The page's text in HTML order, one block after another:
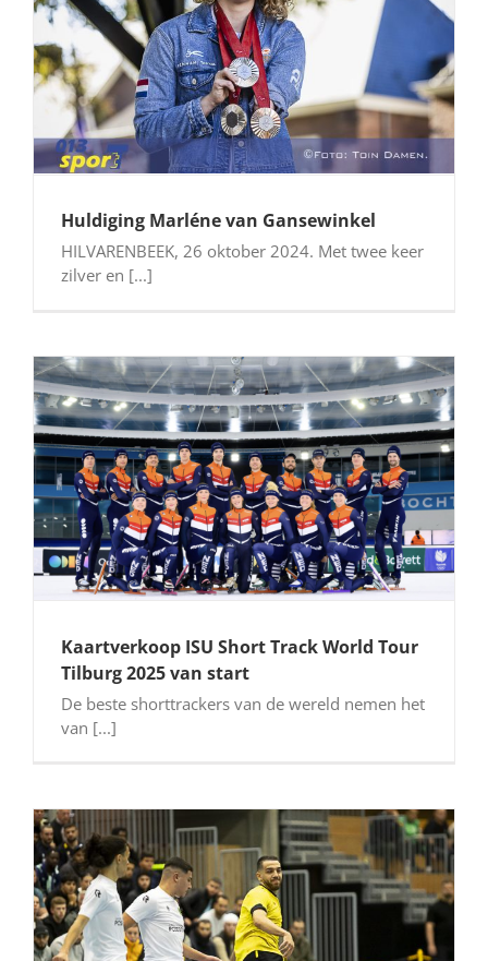
Huldiging Marléne van Gansewinkel
HILVARENBEEK, 26 oktober 2024. Met twee keer
zilver en [...]
Kaartverkoop ISU Short Track World Tour
Tilburg 2025 van start
De beste shorttrackers van de wereld nemen het
van [...]